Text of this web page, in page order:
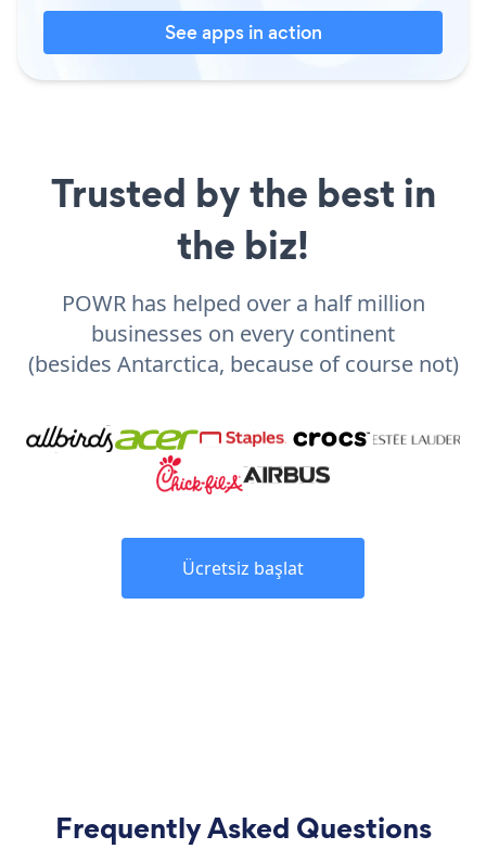
See apps in action
Trusted by the best in
the biz!
POWR has helped over a half million
businesses on every continent
(besides Antarctica, because of course not)
Ücretsiz başlat
Frequently Asked Questions